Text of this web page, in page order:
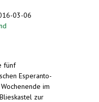
03-06
fünf
Esperanto-
im
zur